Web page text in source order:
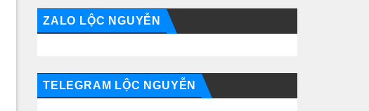
ZALO LỘC NGUYỄN
TELEGRAM LỘC NGUYỄN